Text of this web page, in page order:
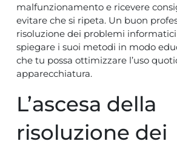
malfunzionamento e ricevere
evitare che si ripeta. Un buon
risoluzione dei problemi
spiegare i suoi metodi in modo
che tu possa ottimizzare l’uso
apparecchiatura.
L’ascesa della
risoluzione dei